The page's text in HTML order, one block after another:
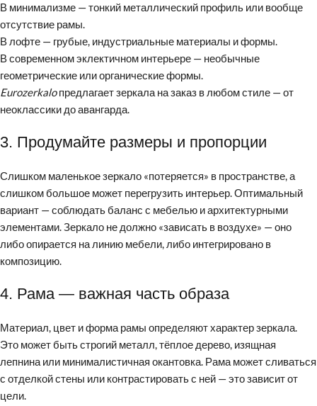
В минимализме — тонкий металлический профиль или вообще
отсутствие рамы.
В лофте — грубые, индустриальные материалы и формы.
В современном эклектичном интерьере — необычные
геометрические или органические формы.
Eurozerkaloпредлагает зеркала на заказ в любом стиле — от
неоклассики до авангарда.
3. Продумайте размеры и пропорции
Слишком маленькое зеркало «потеряется» в пространстве, а
слишком большое может перегрузить интерьер. Оптимальный
вариант — соблюдать баланс с мебелью и архитектурными
элементами. Зеркало не должно «зависать в воздухе» — оно
либо опирается на линию мебели, либо интегрировано в
композицию.
4. Рама — важная часть образа
Материал, цвет и форма рамы определяют характер зеркала.
Это может быть строгий металл, тёплое дерево, изящная
лепнина или минималистичная окантовка. Рама может сливаться
с отделкой стены или контрастировать с ней — это зависит от
цели.